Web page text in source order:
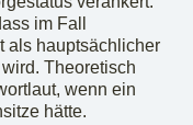
im Fall
als hauptsächlicher
Theoretisch
wenn ein
hätte.